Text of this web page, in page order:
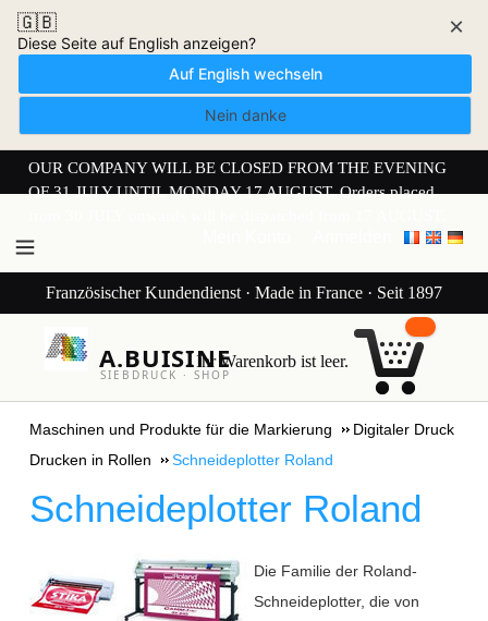
🇬🇧
Diese Seite auf English anzeigen?
Auf English wechseln
Nein danke
×
OUR COMPANY WILL BE CLOSED FROM THE EVENING
OF 31 JULY UNTIL MONDAY 17 AUGUST. Orders placed
Französischer Kundendienst · Made in France · Seit 1897
A.BUISINE
SIEBDRUCK · SHOP
Ihr Warenkorb ist leer.
Maschinen und Produkte für die Markierung
Digitaler Druck
Drucken in Rollen
Schneideplotter Roland
Schneideplotter Roland
Die Familie der Roland-
Schneideplotter, die von